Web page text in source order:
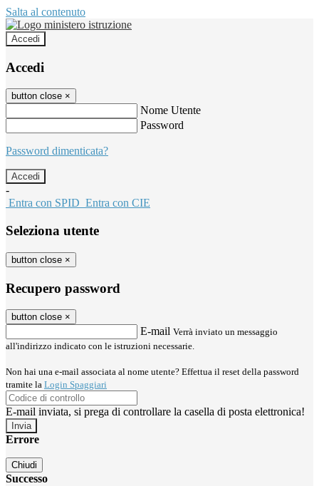
Salta al contenuto
Accedi
Accedi
button close ×
Nome Utente
Password
Password dimenticata?
-
Entra con SPID Entra con CIE
Seleziona utente
button close ×
Recupero password
button close ×
E-mail Verrà inviato un messaggio
all'indirizzo indicato con le istruzioni necessarie.
Non hai una e-mail associata al nome utente? Effettua il reset della password
tramite la Login Spaggiari
E-mail inviata, si prega di controllare la casella di posta elettronica!
Errore
Chiudi
Successo